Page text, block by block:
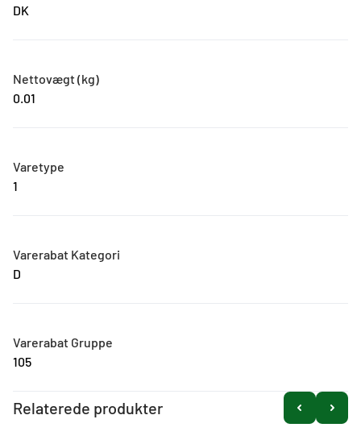
DK
Nettovægt (kg)
0.01
Varetype
1
Varerabat Kategori
D
Varerabat Gruppe
105
Relaterede produkter